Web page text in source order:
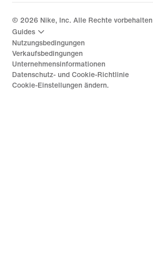
© 2026 Nike, Inc. Alle Rechte vorbehalten
Guides
Nutzungsbedingungen
Verkaufsbedingungen
Unternehmensinformationen
Datenschutz- und Cookie-Richtlinie
Cookie-Einstellungen ändern.